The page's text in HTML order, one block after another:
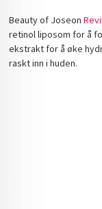
Beauty of Joseon
retinol liposom for å
ekstrakt for å øke
raskt inn i huden.